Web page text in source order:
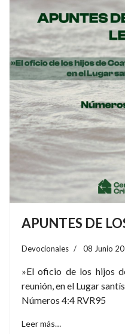
APUNTES DE
Devocionales 08 Junio
»El oficio de los hijos
reunión, en el Lugar
Números 4:4 RVR95
Leer más…